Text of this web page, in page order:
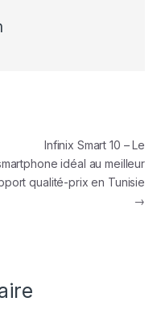
Infinix Smart 10 – Le
idéal au meilleur
qualité-prix en Tunisie
→